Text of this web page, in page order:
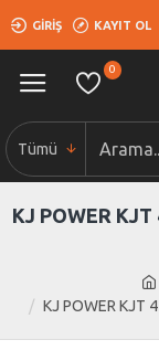
GIRIŞ KAYIT OL
0
Tümü
KJ POWER KJT
KJ POWER